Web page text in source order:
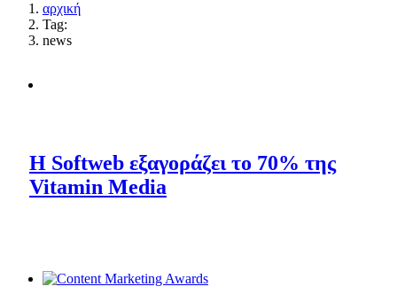
αρχική
Tag:
news
Η Softweb εξαγοράζει το 70% της
Vitamin Media